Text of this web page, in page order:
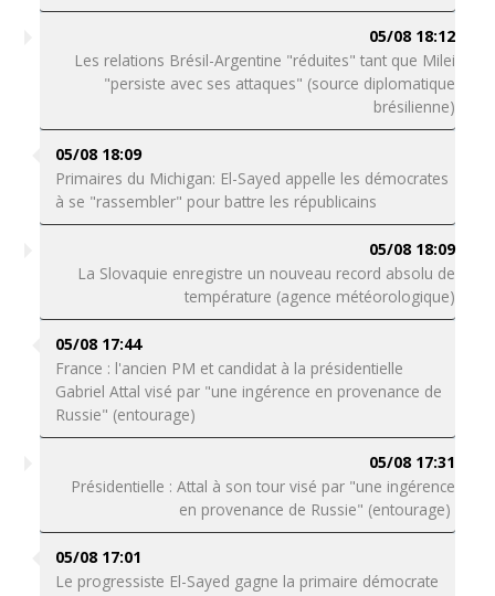
05/08 18:12
Les relations Brésil-Argentine "réduites" tant que Milei
"persiste avec ses attaques" (source diplomatique
brésilienne)
05/08 18:09
Primaires du Michigan: El-Sayed appelle les démocrates
à se "rassembler" pour battre les républicains
05/08 18:09
La Slovaquie enregistre un nouveau record absolu de
température (agence météorologique)
05/08 17:44
France : l'ancien PM et candidat à la présidentielle
Gabriel Attal visé par "une ingérence en provenance de
Russie" (entourage)
05/08 17:31
Présidentielle : Attal à son tour visé par "une ingérence
en provenance de Russie" (entourage)
05/08 17:01
Le progressiste El-Sayed gagne la primaire démocrate